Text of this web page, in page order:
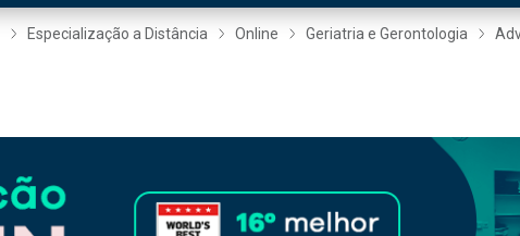
Especialização a Distância Online Geriatria e Gerontologia